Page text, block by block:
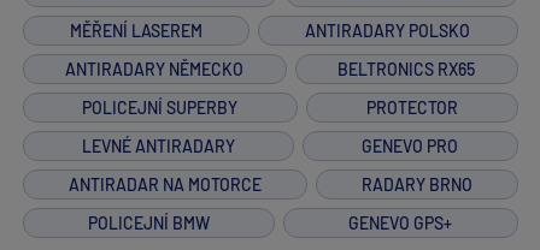
MĚŘENÍ LASEREM
ANTIRADARY POLSKO
ANTIRADARY NĚMECKO
BELTRONICS RX65
POLICEJNÍ SUPERBY
PROTECTOR
LEVNÉ ANTIRADARY
GENEVO PRO
ANTIRADAR NA MOTORCE
RADARY BRNO
POLICEJNÍ BMW
GENEVO GPS+